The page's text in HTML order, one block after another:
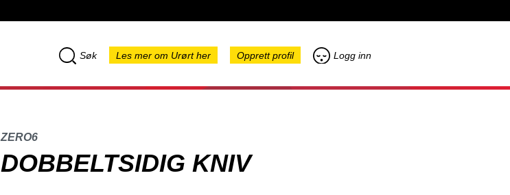
Søk Les mer om Urørt her Opprett profil Logg inn
ZERO6
DOBBELTSIDIG KNIV